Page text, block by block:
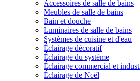
Accessoires de salle de bains
Meubles de salle de bains
Bain et douche
Luminaires de salle de bains
Systèmes de cuisine et d'eau
Éclairage décoratif
Éclairage du système
Éclairage commercial et
Éclairage de Noël